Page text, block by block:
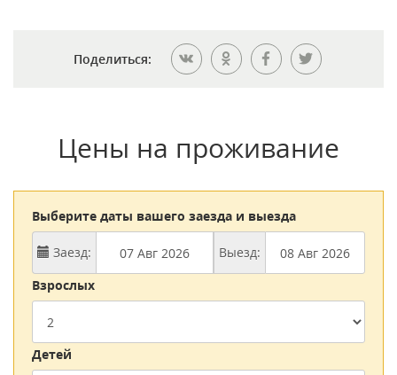
класса люкс. Они оборудованы всем необходимым, чтобы
Лечение и оздоровление в здравнице подбирается исходя
системы, органов дыхания, костного аппарата, сердца и
сосудов.
Площадь санатория оборудована специальными
тренажерами, благодаря которым удается полностью
восстановить нарушенные двигательные функции.
Имеется несколько спортивных комплексов и беговые
дорожки, что обязательно оценят те, кто предпочитает
Поделиться:
Цены на проживание
Выберите даты вашего заезда и выезда
Заезд:
Выезд:
Взрослых
Детей